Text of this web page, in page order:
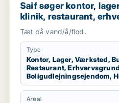
Saif søger kontor,
klinik, restaurant,
produktionslokaler
Storkøbenhavn
Tæt på vand/å/flod.
Type
Kontor, Lager, Værksted,
Restaurant,
Boligudlejningsejendom,
Produktionslokaler, Garage
Areal